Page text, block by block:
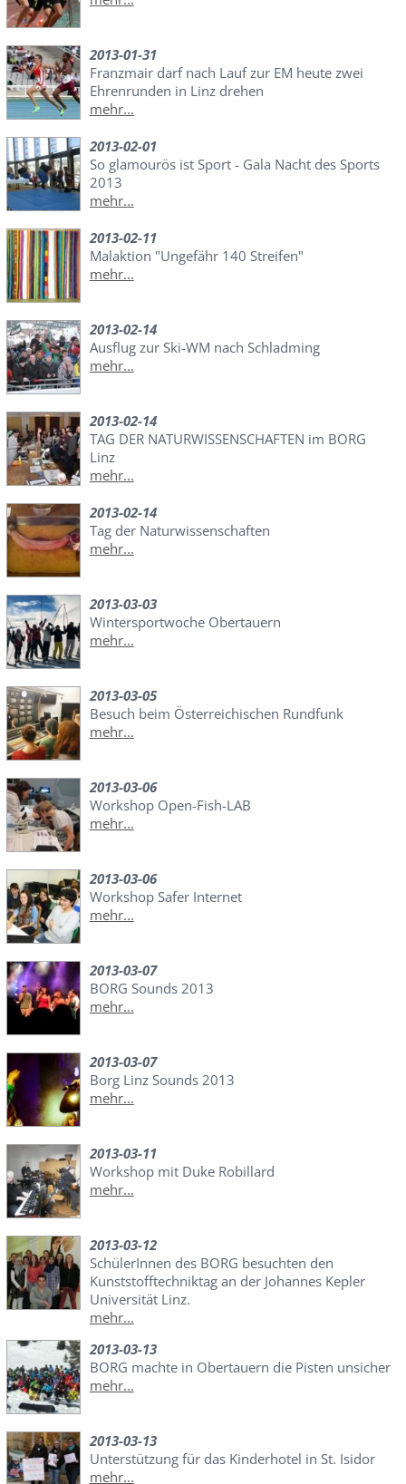
2013-01-31
Franzmair darf nach Lauf zur EM heute zwei
Ehrenrunden in Linz drehen
mehr...
2013-02-01
So glamourös ist Sport - Gala Nacht des Sports
2013
mehr...
2013-02-11
Malaktion "Ungefähr 140 Streifen"
mehr...
2013-02-14
Ausflug zur Ski-WM nach Schladming
mehr...
2013-02-14
TAG DER NATURWISSENSCHAFTEN im BORG
Linz
mehr...
2013-02-14
Tag der Naturwissenschaften
mehr...
2013-03-03
Wintersportwoche Obertauern
mehr...
2013-03-05
Besuch beim Österreichischen Rundfunk
mehr...
2013-03-06
Workshop Open-Fish-LAB
mehr...
2013-03-06
Workshop Safer Internet
mehr...
2013-03-07
BORG Sounds 2013
mehr...
2013-03-07
Borg Linz Sounds 2013
mehr...
2013-03-11
Workshop mit Duke Robillard
mehr...
2013-03-12
SchülerInnen des BORG besuchten den
Kunststofftechniktag an der Johannes Kepler
Universität Linz.
mehr...
2013-03-13
BORG machte in Obertauern die Pisten unsicher
mehr...
2013-03-13
Unterstützung für das Kinderhotel in St. Isidor
mehr...